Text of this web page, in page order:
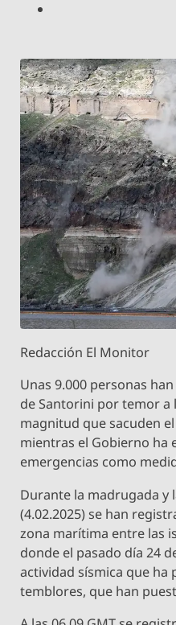
Redacción El Monitor
Unas 9.000 personas
de Santorini por temor a
magnitud que sacuden
mientras el Gobierno ha
emergencias como
Durante la madrugada y
(4.02.2025) se han
zona marítima entre las
donde el pasado día 24
actividad sísmica que ha
temblores, que han